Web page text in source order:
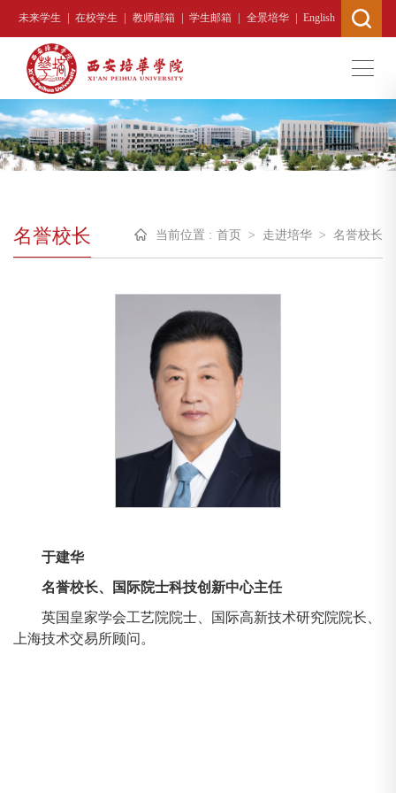
未来学生 | 在校学生 | 教师邮箱 | 学生邮箱 | 全景培华 | English
名誉校长 当前位置 : 首页 > 走进培华 > 名誉校长
于建华
名誉校长、国际院士科技创新中心主任
英国皇家学会工艺院院士、国际高新技术研究院院长、
上海技术交易所顾问。